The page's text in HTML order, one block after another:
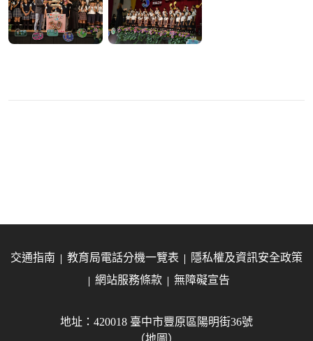
交通指南 教育局電話分機一覽表
隱私權及資訊安全政策
網站服務條款
無障礙宣告
地址：420018 臺中市豐原區陽明街36號